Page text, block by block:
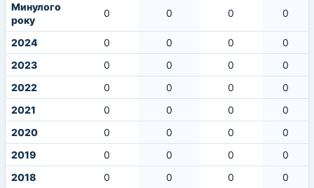
Минулого
року
0 0 0 0
2024 0 0 0
0
2023
0 0 0
0
2022
0 0 0
0
2021
0 0 0
0
2020
0 0 0
0
2019
0 0 0
0
2018
0 0 0
0